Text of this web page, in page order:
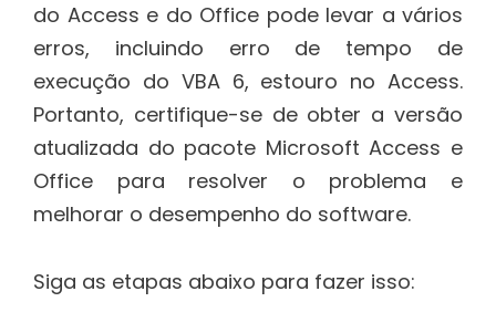
do Access e do Office pode levar a vários
erros, incluindo erro de tempo de
execução do VBA 6, estouro no Access.
Portanto, certifique-se de obter a versão
atualizada do pacote Microsoft Access e
Office para resolver o problema e
melhorar o desempenho do software.
Siga as etapas abaixo para fazer isso: